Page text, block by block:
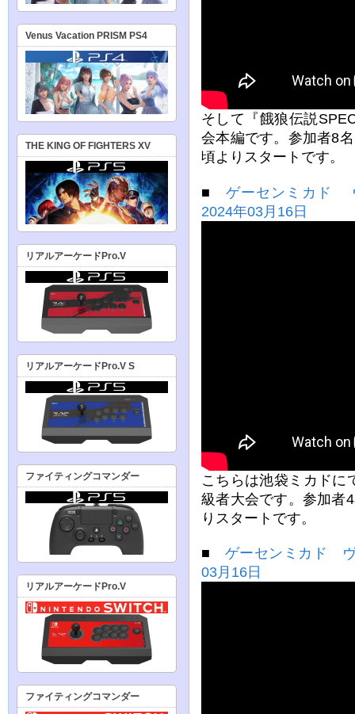
そして『餓狼伝説
会本編です。参加者8
頃よりスタートです。
■ゲーセンミカド
2024年03月16日
こちらは池袋ミカドに
級者大会です。参加者
りスタートです。
■ ゲーセンミカド
03月16日
Venus Vacation PRISM PS4
THE KING OF FIGHTERS XV
リアルアーケードPro.V
リアルアーケードPro.V S
ファイティングコマンダー
リアルアーケードPro.V
ファイティングコマンダー